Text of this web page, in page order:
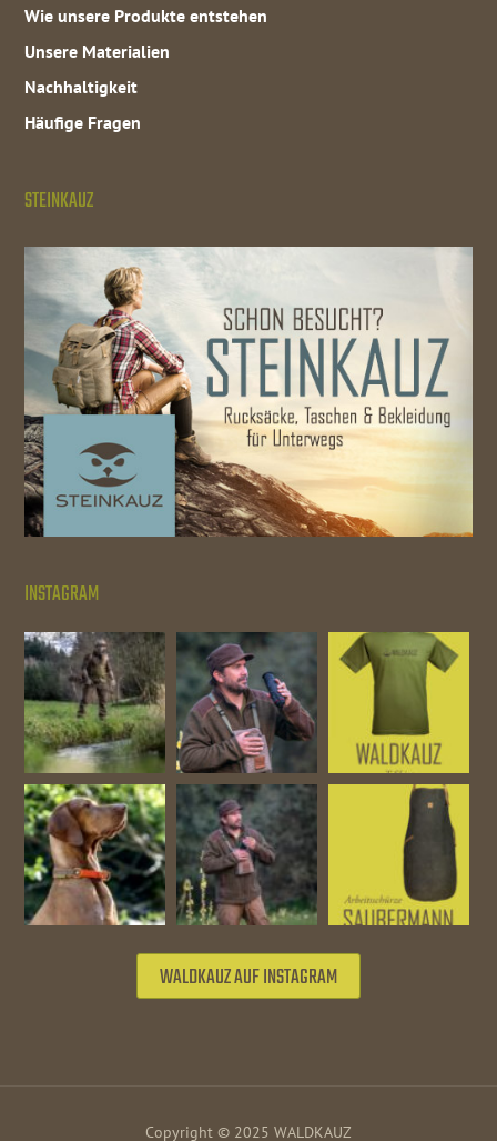
Wie unsere Produkte entstehen
Unsere Materialien
Nachhaltigkeit
Häufige Fragen
STEINKAUZ
INSTAGRAM
WALDKAUZ AUF INSTAGRAM
Copyright © 2025 WALDKAUZ